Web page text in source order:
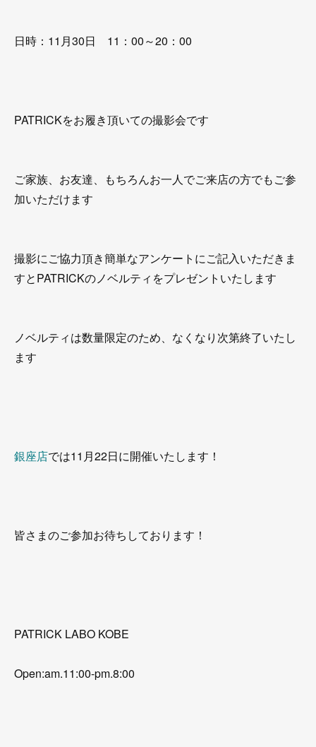
日時：11月30日 11：00～20：00
PATRICKをお履き頂いての撮影会です
ご家族、お友達、もちろんお一人でご来店の方でもご参
加いただけます
撮影にご協力頂き簡単なアンケートにご記入いただきま
すとPATRICKのノベルティをプレゼントいたします
ノベルティは数量限定のため、なくなり次第終了いたし
ます
銀座店では11月22日に開催いたします！
皆さまのご参加お待ちしております！
PATRICK LABO KOBE
Open:am.11:00-pm.8:00